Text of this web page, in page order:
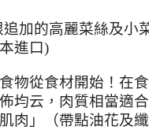
追加的高麗菜絲及小
進口)
物從食材開始 ！ 在
均云，肉質相當適
肉」（帶點油花及